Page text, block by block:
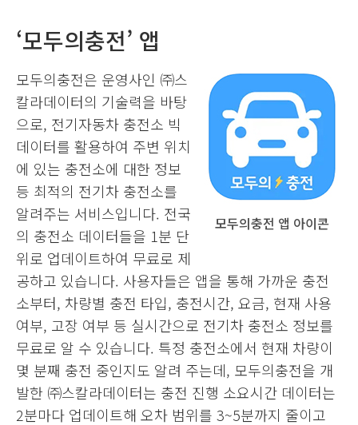
‘모두의충전’ 앱
모두의충전 앱 아이콘
모두의충전은 운영사인 ㈜스
칼라데이터의 기술력을 바탕
으로, 전기자동차 충전소 빅
데이터를 활용하여 주변 위치
에 있는 충전소에 대한 정보
등 최적의 전기차 충전소를
알려주는 서비스입니다. 전국
의 충전소 데이터들을 1분 단
위로 업데이트하여 무료로 제
공하고 있습니다. 사용자들은 앱을 통해 가까운 충전
소부터, 차량별 충전 타입, 충전시간, 요금, 현재 사용
여부, 고장 여부 등 실시간으로 전기차 충전소 정보를
무료로 알 수 있습니다. 특정 충전소에서 현재 차량이
몇 분째 충전 중인지도 알려 주는데, 모두의충전을 개
발한 ㈜스칼라데이터는 충전 진행 소요시간 데이터는
2분마다 업데이트해 오차 범위를 3~5분까지 줄이고